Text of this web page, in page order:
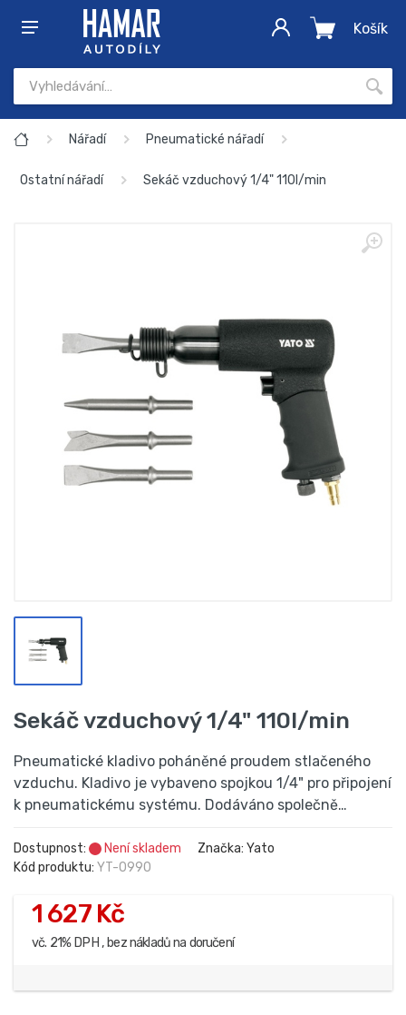
Košík
Nářadí Pneumatické nářadí
Ostatní nářadí Sekáč vzduchový 1/4" 110l/min
Sekáč vzduchový 1/4" 110l/min
Pneumatické kladivo poháněné proudem stlačeného
vzduchu. Kladivo je vybaveno spojkou 1/4" pro připojení
k pneumatickému systému. Dodáváno společně…
Dostupnost: Není skladem
Značka: Yato
Kód produktu: YT-0990
1 627 Kč
vč. 21% DPH , bez nákladů na doručení